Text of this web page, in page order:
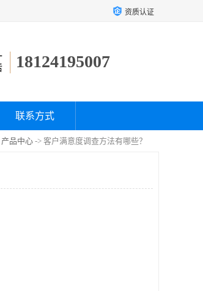
资质认证
18124195007
联系方式
产品中心 -> 客户满意度调查方法有哪些？